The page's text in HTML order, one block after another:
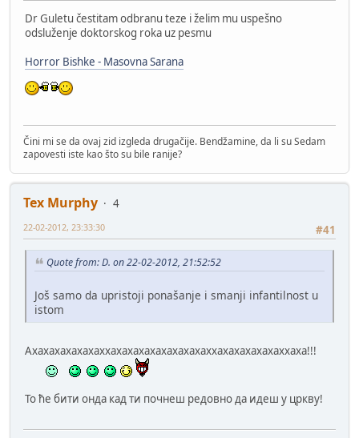
Dr Guletu čestitam odbranu teze i želim mu uspešno
odsluženje doktorskog roka uz pesmu
Horror Bishke - Masovna Sarana
Čini mi se da ovaj zid izgleda drugačije. Bendžamine, da li su Sedam
zapovesti iste kao što su bile ranije?
Tex Murphy
4
#41
22-02-2012, 23:33:30
Quote from: D. on 22-02-2012, 21:52:52
Još samo da upristoji ponašanje i smanji infantilnost u
istom
Ахахахахахахаххахахахахахахахахаххахахахахахаххаха!!!
То ће бити онда кад ти почнеш редовно да идеш у цркву!